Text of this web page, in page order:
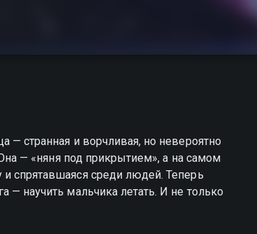
— странная и ворчливая, но невероятно
— «няня под прикрытием», а на самом
спрятавшаяся среди людей. Теперь
— научить мальчика летать. И не только